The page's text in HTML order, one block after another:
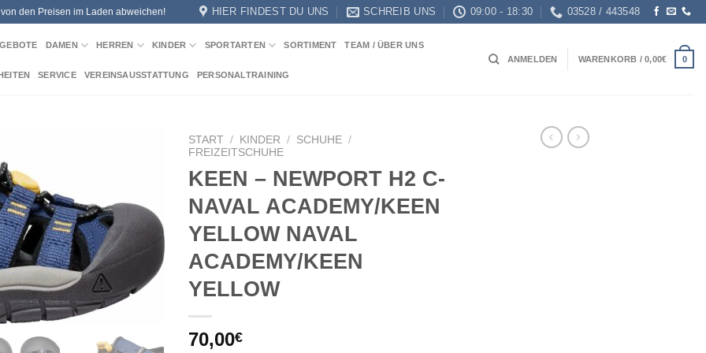
den Preisen im Laden abweichen! HIER FINDEST DU UNS SCHREIB UNS 09:00 - 18:30 03528 / 443548
DAMEN HERREN KINDER SPORTARTEN SORTIMENT TEAM / ÜBER UNS
SERVICE VEREINSAUSSTATTUNG PERSONALTRAINING
ANMELDEN WARENKORB /0,00€ 0
START / KINDER / SCHUHE /
FREIZEITSCHUHE
KEEN – NEWPORT H2 C-
NAVAL ACADEMY/KEEN
YELLOW NAVAL
ACADEMY/KEEN
YELLOW
70,00€